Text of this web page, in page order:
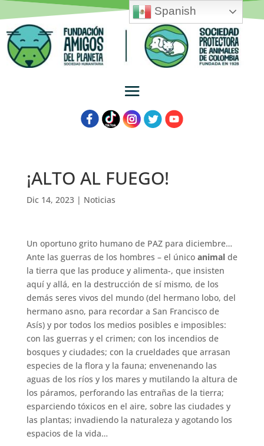
¡ALTO AL FUEGO!
Dic 14, 2023| Noticias
Un oportuno grito humano de PAZ para diciembre…
Ante las guerras de los hombres – el único animalde
la tierra que las produce y alimenta-, que insisten
aquí y allá, en la destrucción de sí mismo, de los
demás seres vivos del mundo (del hermano lobo, del
hermano asno, para recordar a San Francisco de
Asís) y por todos los medios posibles e imposibles:
con las guerras y el crimen; con los incendios de
bosques y ciudades; con la crueldades que arrasan
especies de la flora y la fauna; envenenando las
aguas de los ríos y los mares y mutilando la altura de
los páramos, perforando las entrañas de la tierra;
esparciendo tóxicos en el aire, sobre las ciudades y
las plantas; invadiendo la naturaleza y agotando los
espacios de la vida…
Spanish